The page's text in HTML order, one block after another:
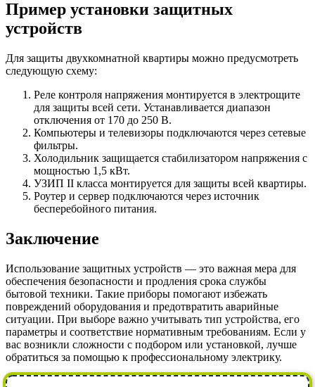
Пример установки защитных
устройств
Для защиты двухкомнатной квартиры можно предусмотреть
следующую схему:
Реле контроля напряжения монтируется в электрощите
для защиты всей сети. Устанавливается диапазон
отключения от 170 до 250 В.
Компьютеры и телевизоры подключаются через сетевые
фильтры.
Холодильник защищается стабилизатором напряжения с
мощностью 1,5 кВт.
УЗИП II класса монтируется для защиты всей квартиры.
Роутер и сервер подключаются через источник
бесперебойного питания.
Заключение
Использование защитных устройств — это важная мера для
обеспечения безопасности и продления срока службы
бытовой техники. Такие приборы помогают избежать
повреждений оборудования и предотвратить аварийные
ситуации. При выборе важно учитывать тип устройства, его
параметры и соответствие нормативным требованиям. Если у
вас возникли сложности с подбором или установкой, лучше
обратиться за помощью к профессиональному электрику.